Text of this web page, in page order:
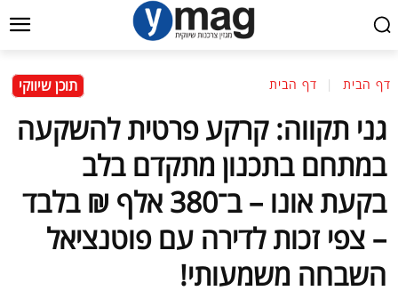
דף הבית דף הבית תוכן שיווקי
גני תקווה: קרקע פרטית להשקעה
במתחם בתכנון מתקדם בלב
בקעת אונו – ב־380 אלף ₪ בלבד
– צפי זכות לדירה עם פוטנציאל
השבחה משמעותי!